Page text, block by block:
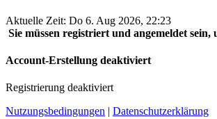
Aktuelle Zeit: Do 6. Aug 2026, 22:23
Sie müssen registriert und angemeldet
Account-Erstellung deaktiviert
Registrierung deaktiviert
Nutzungsbedingungen | Datenschutzerklärung